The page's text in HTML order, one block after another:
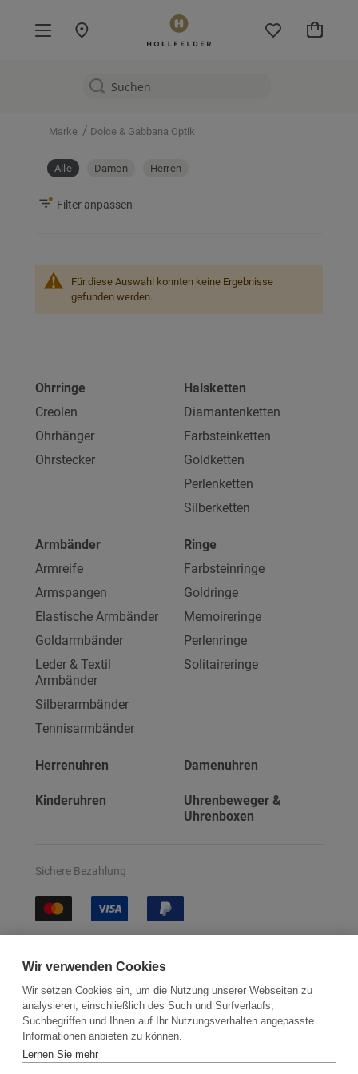
Mein
Marke / Dolce & Gabbana Optik
Alle Damen Herren
Für diese Auswahl konnten keine Ergebnisse
gefunden werden.
Filter anpassen
Ohrringe
Creolen
Ohrhänger
Ohrstecker
Halsketten
Diamantenketten
Farbsteinketten
Goldketten
Perlenketten
Silberketten
Armbänder
Armreife
Armspangen
Elastische Armbänder
Goldarmbänder
Leder & Textil
Armbänder
Silberarmbänder
Tennisarmbänder
Ringe
Farbsteinringe
Goldringe
Memoireringe
Perlenringe
Solitaireringe
Herrenuhren Damenuhren
Kinderuhren
Uhrenbeweger &
Uhrenboxen
Sichere Bezahlung
Kontakt Newsletter Partner
Versand
Wir verwenden Cookies
Wir setzen Cookies ein, um die Nutzung unserer Webseiten zu
analysieren, einschließlich des Such und Surfverlaufs,
Suchbegriffen und Ihnen auf Ihr Nutzungsverhalten angepasste
Informationen anbieten zu können.
Lernen Sie mehr